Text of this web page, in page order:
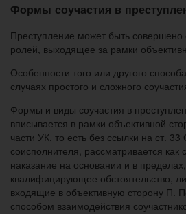
Формы соучастия в
Преступление может быть
ролей, выходящее за рамки
Особенности того или другого
случаях простого и сложного
Формы и виды соучастия в
вписывается в рамки объективной
части УК, то есть без ссылки на ст.
соисполнителя, рассматривается
наказание на основании и в
квалифицирующее обстоятельство,
входящие в объективную сторону П.
способом взаимодействия